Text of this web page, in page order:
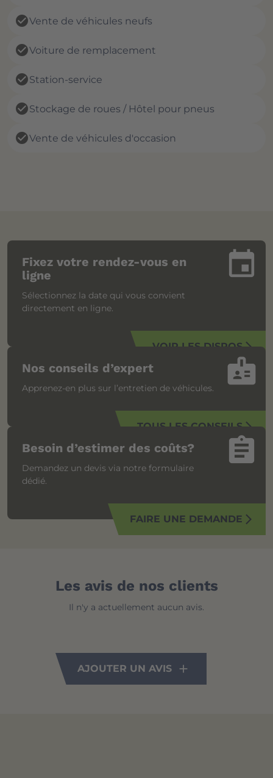
check_circleVente de véhicules neufs
check_circleVoiture de remplacement
check_circleStation-service
check_circleStockage de roues / Hôtel pour pneus
check_circleVente de véhicules d'occasion
insert_invitation
Fixez votre rendez-vous en
ligne
Sélectionnez la date qui vous convient
directement en ligne.
VOIR LES DISPOSarrow_forward_ios
badge
Nos conseils d’expert
Apprenez-en plus sur l’entretien de véhicules.
TOUS LES CONSEILSarrow_forward_ios
assignment
Besoin d’estimer des coûts?
Demandez un devis via notre formulaire
dédié.
FAIRE UNE DEMANDE arrow_forward_ios
Les avis de nos clients
Il n'y a actuellement aucun avis.
AJOUTER UN AVIS